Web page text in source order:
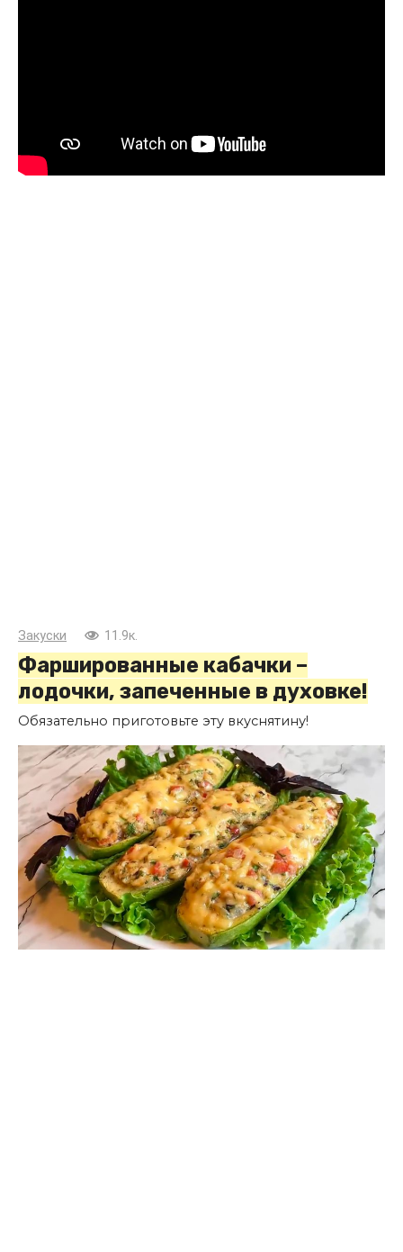
Закуски 11.9к.
Фаршированные кабачки –
лодочки, запеченные в духовке!
Обязательно приготовьте эту вкуснятину!